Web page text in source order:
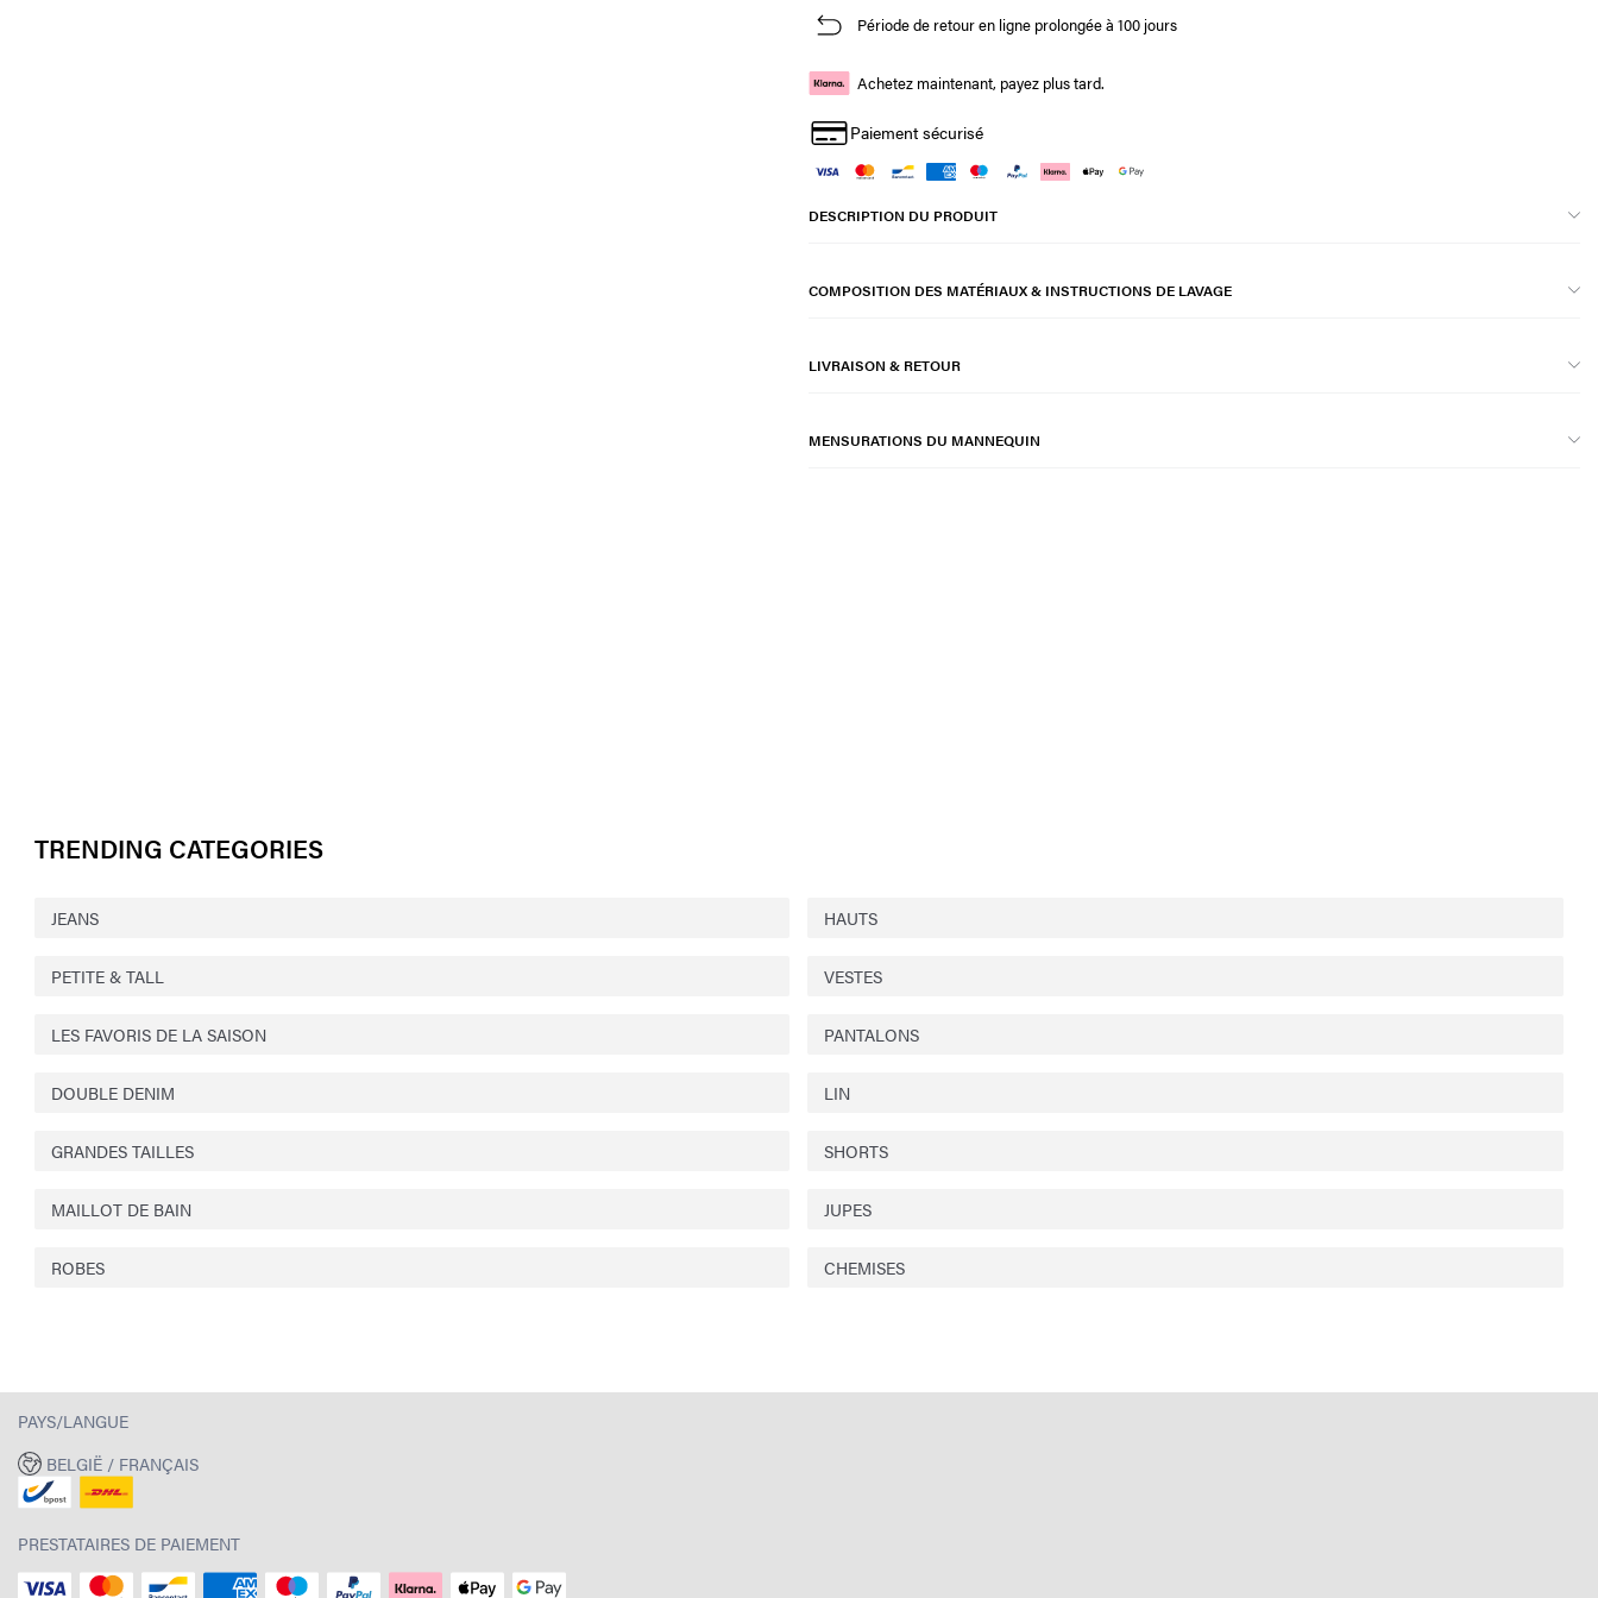
Période de retour en ligne prolongée à 100 jours
Achetez maintenant, payez plus tard.
Paiement sécurisé
DESCRIPTION DU PRODUIT
COMPOSITION DES MATÉRIAUX & INSTRUCTIONS DE LAVAGE
LIVRAISON & RETOUR
MENSURATIONS DU MANNEQUIN
TRENDING CATEGORIES
JEANS HAUTS
PETITE & TALL VESTES
LES FAVORIS DE LA SAISON PANTALONS
DOUBLE DENIM LIN
GRANDES TAILLES SHORTS
MAILLOT DE BAIN JUPES
ROBES CHEMISES
PAYS/LANGUE
BELGIË / FRANÇAIS
PRESTATAIRES DE PAIEMENT